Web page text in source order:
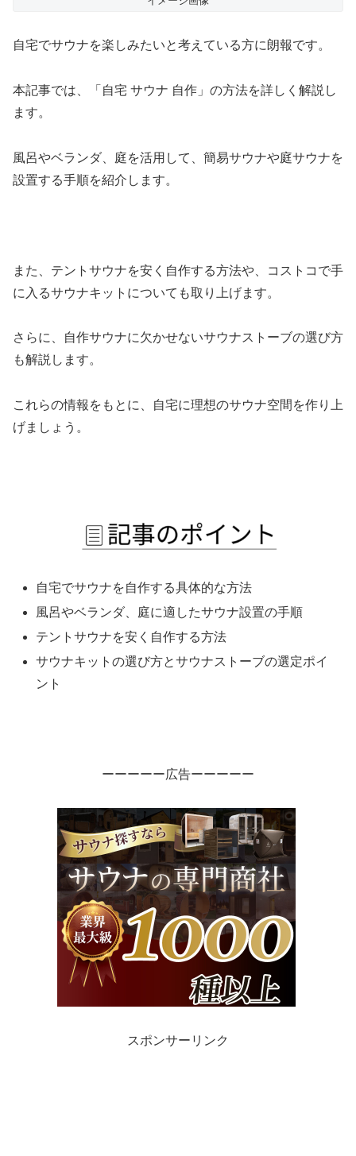
自宅でサウナを楽しみたいと考えている方に朗報です。
本記事では、「自宅 サウナ 自作」の方法を詳しく解説し
ます。
風呂やベランダ、庭を活用して、簡易サウナや庭サウナを
設置する手順を紹介します。
また、テントサウナを安く自作する方法や、コストコで手
に入るサウナキットについても取り上げます。
さらに、自作サウナに欠かせないサウナストーブの選び方
も解説します。
これらの情報をもとに、自宅に理想のサウナ空間を作り上
げましょう。
自宅でサウナを自作する具体的な方法
風呂やベランダ、庭に適したサウナ設置の手順
テントサウナを安く自作する方法
サウナキットの選び方とサウナストーブの選定ポイ
ント
ーーーーー広告ーーーーー
スポンサーリンク